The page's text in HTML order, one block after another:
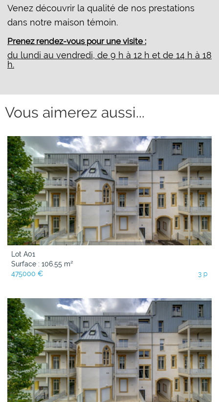
Venez découvrir la qualité de nos prestations
dans notre maison témoin.
Prenez rendez-vous pour une visite :
du lundi au vendredi, de 9 h à 12 h et de 14 h à 18
h.
Vous aimerez aussi...
Lot A01
Surface : 106.55 m²
475000 €
3 p